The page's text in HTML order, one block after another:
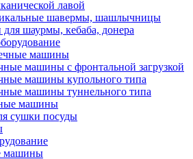
лавой
шавермы, шашлычницы
шаурмы, кебаба, донера
машины
машины с фронтальной загрузкой
машины купольного типа
машины туннельного типа
машины
сушки посуды
машины